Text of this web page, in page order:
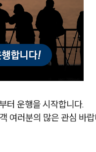
터 운행을 시작합니다.
여러분의 많은 관심 바랍